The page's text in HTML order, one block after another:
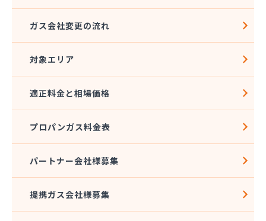
株式会社松野屋商店 小田店
株式会社深尾商店 プロパン部
株式会社杉江商店
株式会社青谷商店本店
株式会社川甚
株式会社村瀬産業
株式会社村瀬産業 長良支店
株式会社大雅
株式会社谷川商店
ガス会社変更の流れ
対象エリア
適正料金と相場価格
プロパンガス料金表
パートナー会社様募集
提携ガス会社様募集